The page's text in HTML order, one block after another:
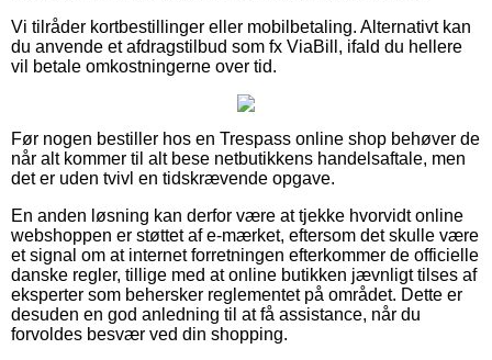
Vi tilråder kortbestillinger eller mobilbetaling. Alternativt kan
du anvende et afdragstilbud som fx ViaBill, ifald du hellere
vil betale omkostningerne over tid.
Før nogen bestiller hos en Trespass online shop behøver de
når alt kommer til alt bese netbutikkens handelsaftale, men
det er uden tvivl en tidskrævende opgave.
En anden løsning kan derfor være at tjekke hvorvidt online
webshoppen er støttet af e-mærket, eftersom det skulle være
et signal om at internet forretningen efterkommer de officielle
danske regler, tillige med at online butikken jævnligt tilses af
eksperter som behersker reglementet på området. Dette er
desuden en god anledning til at få assistance, når du
forvoldes besvær ved din shopping.